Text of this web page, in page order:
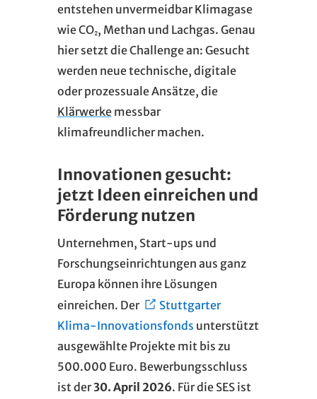
entstehen unvermeidbar Klimagase
wie CO₂, Methan und Lachgas. Genau
hier setzt die Challenge an: Gesucht
werden neue technische, digitale
oder prozessuale Ansätze, die
Klärwerkemessbar
klimafreundlicher machen.
Innovationen gesucht:
jetzt Ideen einreichen und
Förderung nutzen
Unternehmen, Start-ups und
Forschungseinrichtungen aus ganz
Europa können ihre Lösungen
einreichen. Der
Stuttgarter
Klima-Innovationsfonds unterstützt
ausgewählte Projekte mit bis zu
500.000 Euro. Bewerbungsschluss
ist der30. April 2026. Für die SES ist